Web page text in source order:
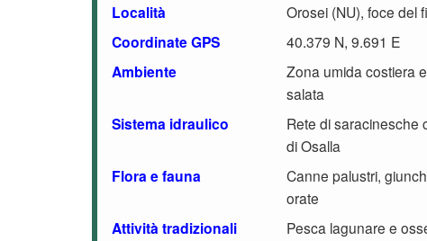
Località Orosei (NU), foce del
Coordinate GPS 40.379 N, 9.691 E
Ambiente
Zona umida costiera
salata
Sistema idraulico
Rete di saracinesche
di Osalla
Flora e fauna
Canne palustri,
orate
Attività tradizionali Pesca lagunare e